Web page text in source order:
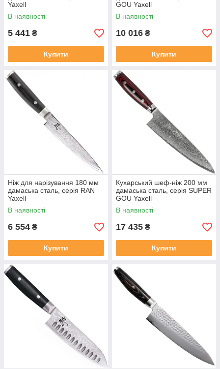
Yaxell
В наявності
5 441 ₴
Купити
GOU Yaxell
В наявності
10 016 ₴
Купити
Ніж для нарізування 180 мм
дамаська сталь, серія RAN
Yaxell
В наявності
6 554 ₴
Купити
Кухарський шеф-ніж 200 мм
дамаська сталь, серія SUPER
GOU Yaxell
В наявності
17 435 ₴
Купити